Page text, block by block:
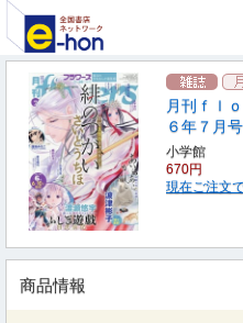
月刊ｆｌ
６年７月号
小学館
670円
現在ご注文
商品情報